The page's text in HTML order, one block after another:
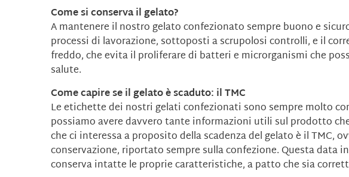
Come si conserva il gelato?
A mantenere il nostro gelato confezionato sempre buono e
processi di lavorazione, sottoposti a scrupolosi controlli, e il
freddo, che evita il proliferare di batteri e microrganismi che
salute.
Come capire se il gelato è scaduto: il TMC
Le etichette dei nostri gelati confezionati sono sempre molto
possiamo avere davvero tante informazioni utili sul prodotto
che ci interessa a proposito della scadenza del gelato è il TMC,
conservazione, riportato sempre sulla confezione. Questa data
conserva intatte le proprie caratteristiche, a patto che sia